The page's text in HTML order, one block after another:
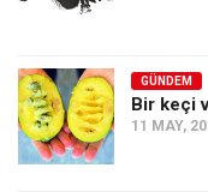
GÜNDEM
Bir keçi
11 MAY,